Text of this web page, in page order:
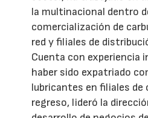
la multinacional dentro
comercialización de
red y filiales de
Cuenta con experiencia
haber sido expatriado
lubricantes en filiales de
regreso, lideró la